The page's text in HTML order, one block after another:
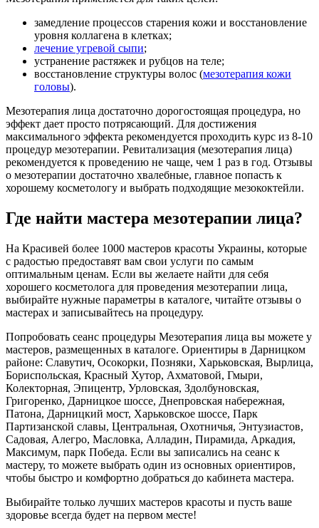
замедление процессов старения кожи и восстановление
уровня коллагена в клетках;
лечение угревой сыпи;
устранение растяжек и рубцов на теле;
восстановление структуры волос (мезотерапия кожи
головы).
Мезотерапия лица достаточно дорогостоящая процедура, но
эффект дает просто потрясающий. Для достижения
максимального эффекта рекомендуется проходить курс из 8-10
процедур мезотерапии. Ревитализация (мезотерапия лица)
рекомендуется к проведению не чаще, чем 1 раз в год. Отзывы
о мезотерапии достаточно хвалебные, главное попасть к
хорошему косметологу и выбрать подходящие мезококтейли.
Где найти мастера мезотерапии лица?
На Красивей более 1000 мастеров красоты Украины, которые
с радостью предоставят вам свои услуги по самым
оптимальным ценам. Если вы желаете найти для себя
хорошего косметолога для проведения мезотерапии лица,
выбирайте нужные параметры в каталоге, читайте отзывы о
мастерах и записывайтесь на процедуру.
Попробовать сеанс процедуры Мезотерапия лица вы можете у
мастеров, размещенных в каталоге. Ориентиры в Дарницком
районе: Славутич, Осокорки, Позняки, Харьковская, Вырлица,
Бориспольская, Красный Хутор, Ахматовой, Гмыри,
Колекторная, Эпицентр, Урловская, Здолбуновская,
Григоренко, Дарницкое шоссе, Днепровская набережная,
Патона, Дарницкий мост, Харьковское шоссе, Парк
Партизанской славы, Центральная, Охотничья, Энтузиастов,
Садовая, Алегро, Масловка, Алладин, Пирамида, Аркадия,
Максимум, парк Победа. Если вы записались на сеанс к
мастеру, то можете выбрать один из основных ориентиров,
чтобы быстро и комфортно добраться до кабинета мастера.
Выбирайте только лучших мастеров красоты и пусть ваше
здоровье всегда будет на первом месте!